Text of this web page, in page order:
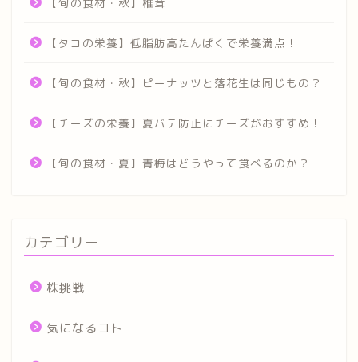
【タコの栄養】低脂肪高たんぱくで栄養満点！
【旬の食材・秋】ピーナッツと落花生は同じもの？
【チーズの栄養】夏バテ防止にチーズがおすすめ！
【旬の食材・夏】青梅はどうやって食べるのか？
カテゴリー
株挑戦
気になるコト